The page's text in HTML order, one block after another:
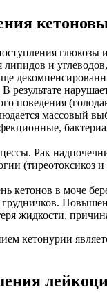
глюкозы
и
результате
поведения
массовый
Рак
(тиреотоксикоз
кетонов в моче
жидкости,
кетонурии